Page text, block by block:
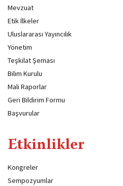
Mevzuat
Etik İlkeler
Uluslararası Yayıncılık
Yönetim
Teşkilat Şeması
Bilim Kurulu
Mali Raporlar
Geri Bildirim Formu
Başvurular
Etkinlikler
Kongreler
Sempozyumlar